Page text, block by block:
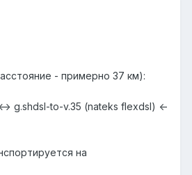
- примерно 37 км):
> g.shdsl-to-v.35 (nateks flexdsl) <-
на